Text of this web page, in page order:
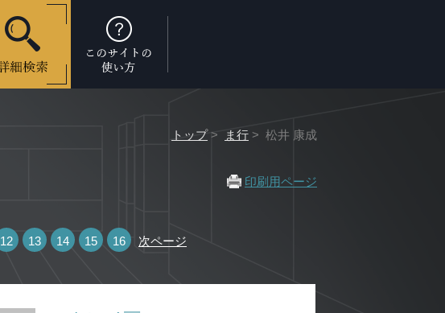
印刷用ページ
トップ> ま行 > 松井 康成
12 13 14 15 16 次ページ